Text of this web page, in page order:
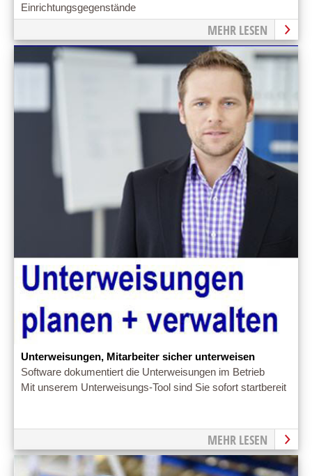
Einrichtungsgegenstände
MEHR LESEN
Unterweisungen, Mitarbeiter sicher unterweisen
Software dokumentiert die Unterweisungen im Betrieb
Mit unserem Unterweisungs-Tool sind Sie sofort startbereit
MEHR LESEN